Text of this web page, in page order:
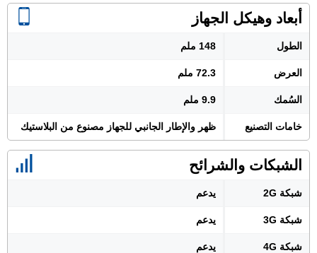
أبعاد وهيكل الجهاز
الطول 148 ملم
العرض 72.3 ملم
السُمك 9.9 ملم
خامات التصنيع ظهر والإطار الجانبي للجهاز مصنوع من البلاستيك
الشبكات والشرائح
شبكة 2G يدعم
شبكة 3G يدعم
شبكة 4G يدعم